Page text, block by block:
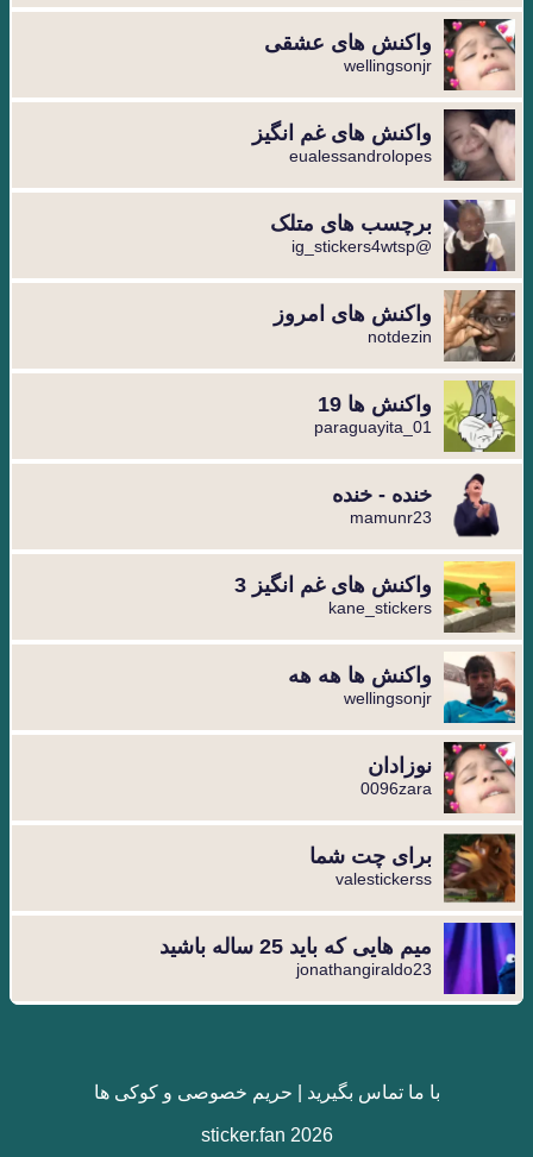
واکنش های عشقی
wellingsonjr
واکنش های غم انگیز
eualessandrolopes
برچسب های متلک
@ig_stickers4wtsp
واکنش های امروز
notdezin
واکنش ها 19
paraguayita_01
خنده - خنده
mamunr23
واکنش های غم انگیز 3
kane_stickers
واکنش ها هه هه
wellingsonjr
نوزادان
0096zara
برای چت شما
valestickerss
میم هایی که باید 25 ساله باشید
jonathangiraldo23
با ما تماس بگیرید حریم خصوصی و کوکی ها
sticker.fan 2026